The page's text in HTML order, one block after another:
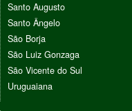
Santo Augusto
Santo Ângelo
São Borja
São Luiz Gonzaga
São Vicente do Sul
Uruguaiana